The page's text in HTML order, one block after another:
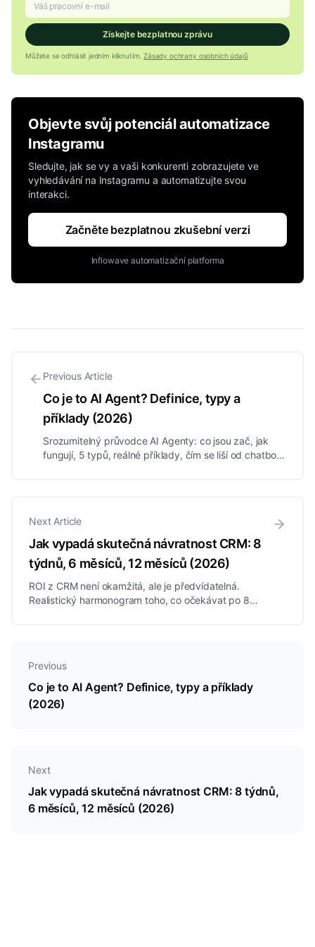
Získejte bezplatnou zprávu
Můžete se odhlásit jedním kliknutím. Zásady ochrany osobních údajů
Objevte svůj potenciál automatizace
Instagramu
Sledujte, jak se vy a vaši konkurenti zobrazujete ve
vyhledávání na Instagramu a automatizujte svou
interakci.
Začněte bezplatnou zkušební verzi
Inflowave automatizační platforma
Previous Article
Co je to AI Agent? Definice, typy a
příklady (2026)
Srozumitelný průvodce AI Agenty: co jsou zač, jak
fungují, 5 typů, reálné příklady, čím se liší od chatbotů
podpoře.
Next Article
Jak vypadá skutečná návratnost CRM: 8
týdnů, 6 měsíců, 12 měsíců (2026)
ROI z CRM není okamžitá, ale je předvídatelná.
Realistický harmonogram toho, co očekávat po 8
skutečných oborových benchmarcích, plus jak změřit
Previous
Co je to AI Agent? Definice, typy a příklady
(2026)
Next
Jak vypadá skutečná návratnost CRM: 8 týdnů,
6 měsíců, 12 měsíců (2026)